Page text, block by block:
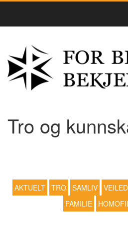
Tro og
AKTUELT TRO SAMLIV
FAMILIE